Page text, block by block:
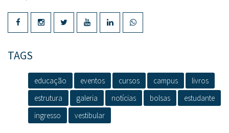
TAGS
educação eventos cursos campus
livros
estrutura
galeria notícias bolsas
estudante
ingresso
vestibular